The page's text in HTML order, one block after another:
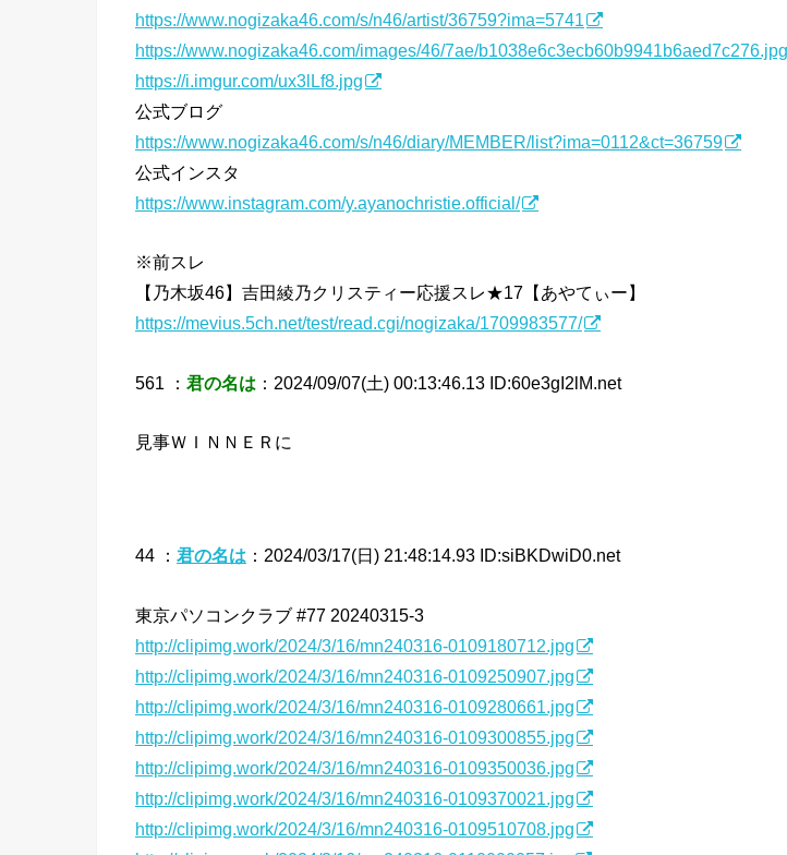
https://www.nogizaka46.com/s/n46/artist/36759?ima=5741
https://www.nogizaka46.com/images/46/7ae/b1038e6c3ecb60b9941b6aed7c276.jpg
https://i.imgur.com/ux3lLf8.jpg
公式ブログ
https://www.nogizaka46.com/s/n46/diary/MEMBER/list?ima=0112&ct=36759
公式インスタ
https://www.instagram.com/y.ayanochristie.official/
※前スレ
【乃木坂46】吉田綾乃クリスティー応援スレ★17【あやてぃー】
https://mevius.5ch.net/test/read.cgi/nogizaka/1709983577/
561 ： 君の名は ：2024/09/07(土) 00:13:46.13 ID:60e3gI2lM.net
見事ＷＩＮＮＥＲに
44 ： 君の名は ：2024/03/17(日) 21:48:14.93 ID:siBKDwiD0.net
東京パソコンクラブ #77 20240315-3
http://clipimg.work/2024/3/16/mn240316-0109180712.jpg
http://clipimg.work/2024/3/16/mn240316-0109250907.jpg
http://clipimg.work/2024/3/16/mn240316-0109280661.jpg
http://clipimg.work/2024/3/16/mn240316-0109300855.jpg
http://clipimg.work/2024/3/16/mn240316-0109350036.jpg
http://clipimg.work/2024/3/16/mn240316-0109370021.jpg
http://clipimg.work/2024/3/16/mn240316-0109510708.jpg